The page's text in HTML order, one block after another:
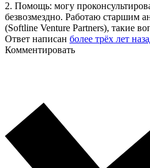
2. Помощь: могу
безвозмездно. Работаю старшим
(Softline Venture Partners), такие
Ответ написан более трёх лет
Комментировать